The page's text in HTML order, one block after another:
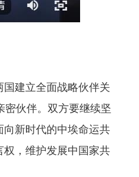
建立全面战略伙伴关
密伙伴。双方要继续坚
向新时代的中埃命运共
权，维护发展中国家共